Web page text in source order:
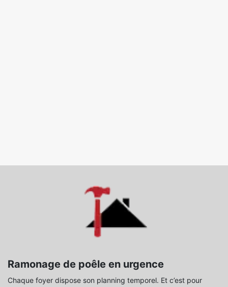
Ramonage de poêle en urgence
Chaque foyer dispose son planning temporel. Et c’est pour